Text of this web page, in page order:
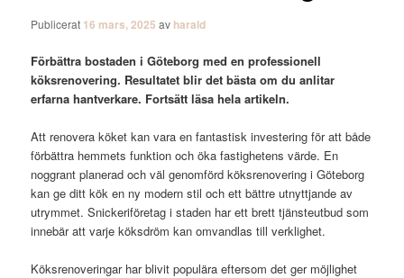
Publicerat 16 mars, 2025 av harald
Förbättra bostaden i Göteborg med en professionell
köksrenovering. Resultatet blir det bästa om du anlitar
erfarna hantverkare. Fortsätt läsa hela artikeln.
Att renovera köket kan vara en fantastisk investering för att både
förbättra hemmets funktion och öka fastighetens värde. En
noggrant planerad och väl genomförd köksrenovering i Göteborg
kan ge ditt kök en ny modern stil och ett bättre utnyttjande av
utrymmet. Snickeriföretag i staden har ett brett tjänsteutbud som
innebär att varje köksdröm kan omvandlas till verklighet.
Köksrenoveringar har blivit populära eftersom det ger möjlighet